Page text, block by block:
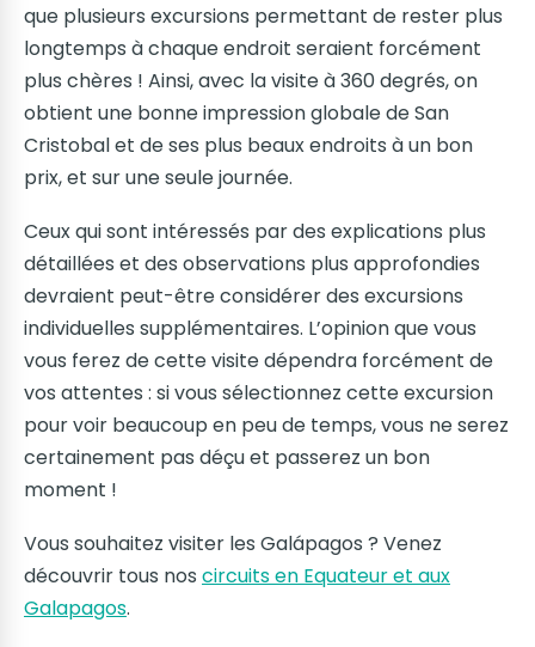
que plusieurs excursions permettant de rester plus
longtemps à chaque endroit seraient forcément
plus chères ! Ainsi, avec la visite à 360 degrés, on
obtient une bonne impression globale de San
Cristobal et de ses plus beaux endroits à un bon
prix, et sur une seule journée.
Ceux qui sont intéressés par des explications plus
détaillées et des observations plus approfondies
devraient peut-être considérer des excursions
individuelles supplémentaires. L’opinion que vous
vous ferez de cette visite dépendra forcément de
vos attentes : si vous sélectionnez cette excursion
pour voir beaucoup en peu de temps, vous ne serez
certainement pas déçu et passerez un bon
moment !
Vous souhaitez visiter les Galápagos ? Venez
découvrir tous nos circuits en Equateur et aux
Galapagos.